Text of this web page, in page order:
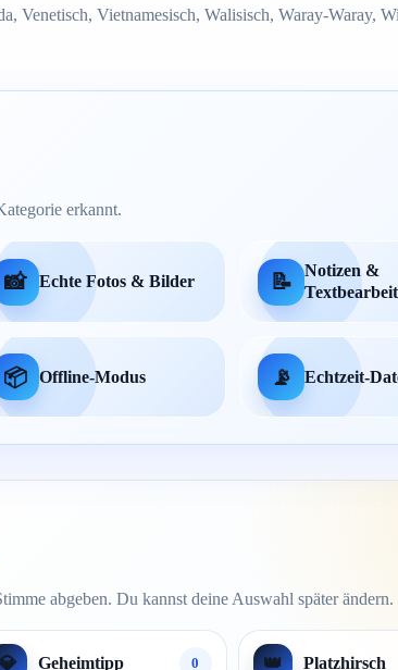
Venetisch, Vietnamesisch, Walisisch, Waray-Waray,
erkannt.
📸 Echte Fotos & Bilder 📝
Notizen &
📦 Offline-Modus 📡 Echtzeit-
abgeben. Du kannst deine Auswahl später ändern.
Geheimtipp 0 👑 Platzhirsch